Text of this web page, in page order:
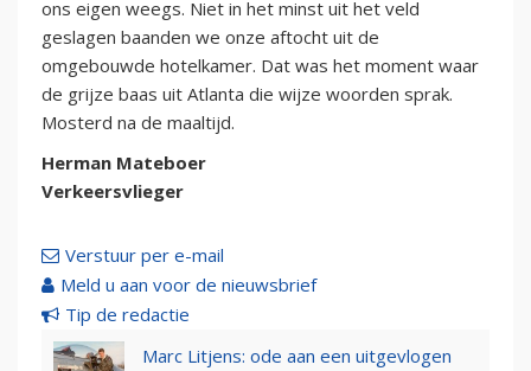
ons eigen weegs. Niet in het minst uit het veld
geslagen baanden we onze aftocht uit de
omgebouwde hotelkamer. Dat was het moment waar
de grijze baas uit Atlanta die wijze woorden sprak.
Mosterd na de maaltijd.
Herman Mateboer
Verkeersvlieger
Verstuur per e-mail
Meld u aan voor de nieuwsbrief
Tip de redactie
Marc Litjens: ode aan een uitgevlogen